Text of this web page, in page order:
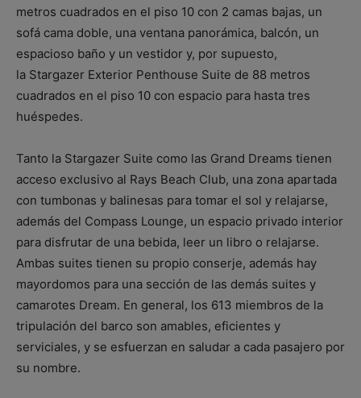
metros cuadrados en el piso 10 con 2 camas bajas, un
sofá cama doble, una ventana panorámica, balcón, un
espacioso baño y un vestidor y, por supuesto,
la Stargazer Exterior Penthouse Suite de 88 metros
cuadrados en el piso 10 con espacio para hasta tres
huéspedes.
Tanto la Stargazer Suite como las Grand Dreams tienen
acceso exclusivo al Rays Beach Club, una zona apartada
con tumbonas y balinesas para tomar el sol y relajarse,
además del Compass Lounge, un espacio privado interior
para disfrutar de una bebida, leer un libro o relajarse.
Ambas suites tienen su propio conserje, además hay
mayordomos para una sección de las demás suites y
camarotes Dream. En general, los 613 miembros de la
tripulación del barco son amables, eficientes y
serviciales, y se esfuerzan en saludar a cada pasajero por
su nombre.